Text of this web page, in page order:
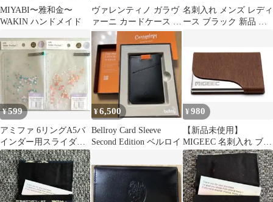
MIYABI〜雅和金〜
WAKIN ハンドメイド
ヴァレンティノ ガラヴ
ァーニ カードケース 名
刺入れ
名刺入れ メンズ レディ
ース ブラック 新品 カ
¥599
アミファ 6リングA5バ
インダー用スライダー
ポケットラベンダーミ
ント セリア①
¥6,500
Bellroy Card Sleeve
Second Edition ベルロイ
¥980
【新品未使用】
MIGEEC 名刺入れ ブラ
ウン ステンレス